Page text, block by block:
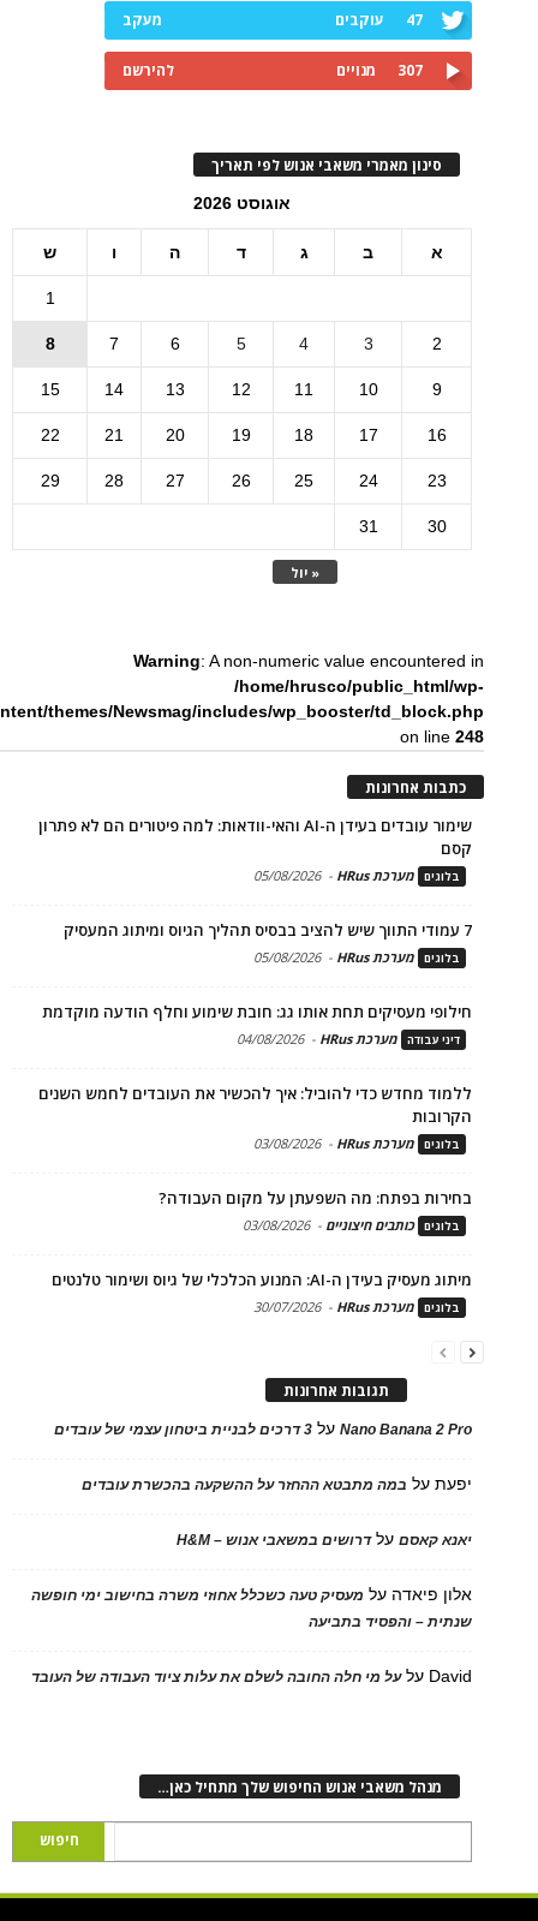
47 עוקבים מעקב
307 מנויים להירשם
סינון מאמרי משאבי אנוש לפי תאריך
אוגוסט 2026
א ב ג ד ה ו ש
« יול
1
2
3
4
5
6
7
8
9
10
11
12
13
14
15
16
17
18
19
20
21
22
23
24
25
26
27
28
29
30
31
Warning: A non-numeric value encountered in
/home/hrusco/public_html/wp-
themes/Newsmag/includes/wp_booster/td_block.php
on line248
כתבות אחרונות
שימור עובדים בעידן ה-AI והאי-וודאות: למה פיטורים הם לא פתרון
קסם
בלוגים מערכת HRus -
05/08/2026
7 עמודי התווך שיש להציב בבסיס תהליך הגיוס ומיתוג המעסיק
בלוגים מערכת HRus -
05/08/2026
חילופי מעסיקים תחת אותו גג: חובת שימוע וחלף הודעה מוקדמת
דיני עבודה מערכת HRus -
04/08/2026
ללמוד מחדש כדי להוביל: איך להכשיר את העובדים לחמש השנים
הקרובות
בלוגים מערכת HRus -
03/08/2026
בחירות בפתח: מה השפעתן על מקום העבודה?
בלוגים כותבים חיצוניים -
03/08/2026
מיתוג מעסיק בעידן ה-AI: המנוע הכלכלי של גיוס ושימור טלנטים
בלוגים מערכת HRus -
30/07/2026
תגובות אחרונות
Nano Banana 2 Proעל 3 דרכים לבניית ביטחון עצמי של עובדים
יפעתעל במה מתבטא ההחזר על ההשקעה בהכשרת עובדים
יאנא קאסםעלדרושים במשאבי אנוש – H&M
אלון פיאדה על מעסיק טעה כשכלל אחוזי משרה בחישוב ימי חופשה
שנתית – והפסיד בתביעה
David עלעל מי חלה החובה לשלם את עלות ציוד העבודה של העובד
מנהל משאבי אנוש החיפוש שלך מתחיל כאן…